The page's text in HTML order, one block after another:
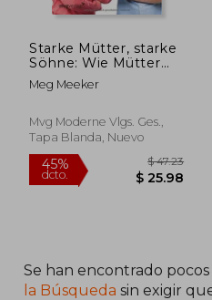
dcto. $ 33.52
Starke Mütter, starke
Söhne: Wie Mütter
ihre Söhne zu
außergewöhnlichen
Meg Meeker
Mvg Moderne Vlgs. Ges.,
Tapa Blanda, Nuevo
Se han encontrado
la Búsqueda sin exigir